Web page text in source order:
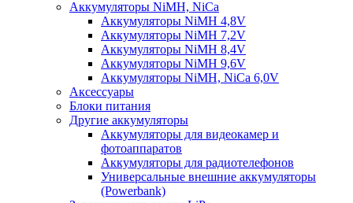
Аккумуляторы NiMH, NiCa
Аккумуляторы NiMH 4,8V
Аккумуляторы NiMH 7,2V
Аккумуляторы NiMH 8,4V
Аккумуляторы NiMH 9,6V
Аккумуляторы NiMH, NiCa 6,0V
Аксессуары
Блоки питания
Другие аккумуляторы
Аккумуляторы для видеокамер и
фотоаппаратов
Аккумуляторы для радиотелефонов
Универсальные внешние аккумуляторы
(Powerbank)